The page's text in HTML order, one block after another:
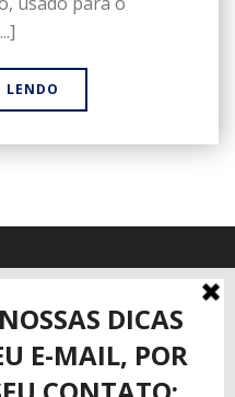
LENDO